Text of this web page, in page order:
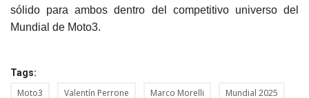
sólido para ambos dentro del competitivo universo del
Mundial de Moto3.
Tags:
Moto3 Valentín Perrone Marco Morelli Mundial 2025